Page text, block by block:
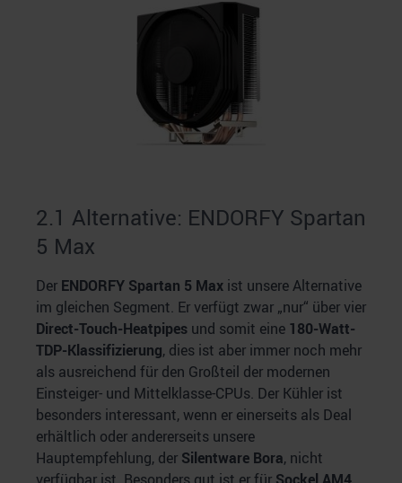
2.1 Alternative: ENDORFY Spartan
5 Max
Der ENDORFY Spartan 5 Max ist unsere Alternative
im gleichen Segment. Er verfügt zwar „nur“ über vier
Direct-Touch-Heatpipes und somit eine 180-Watt-
TDP-Klassifizierung, dies ist aber immer noch mehr
als ausreichend für den Großteil der modernen
Einsteiger- und Mittelklasse-CPUs. Der Kühler ist
besonders interessant, wenn er einerseits als Deal
erhältlich oder andererseits unsere
Hauptempfehlung, der Silentware Bora, nicht